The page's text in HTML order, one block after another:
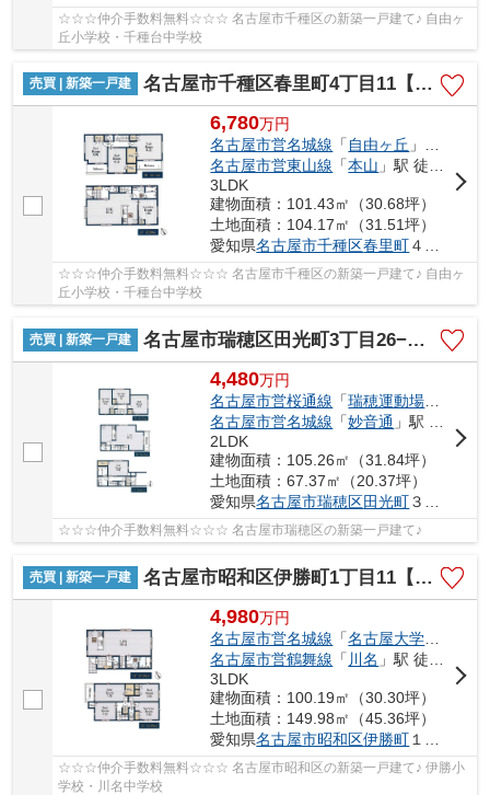
☆☆☆仲介手数料無料☆☆☆ 名古屋市千種区の新築一戸建て♪ 自由ヶ
丘小学校・千種台中学校
売買 | 新築一戸建 名古屋市千種区春里町4丁目11【仲介手数料無料】新築一戸建て 2号棟
6,780万円
名古屋市営名城線 「 自由ヶ丘 」駅 徒歩9分
名古屋市営東山線 「本山 」駅 徒歩10分
3LDK
建物面積：101.43㎡（30.68坪）
土地面積：104.17㎡（31.51坪）
愛知県名古屋市千種区春里町４丁目11
☆☆☆仲介手数料無料☆☆☆ 名古屋市千種区の新築一戸建て♪ 自由ヶ
丘小学校・千種台中学校
売買 | 新築一戸建 名古屋市瑞穂区田光町3丁目26−1【仲介手数料無料】新築一戸建て
4,480万円
名古屋市営桜通線 「瑞穂運動場西
名古屋市営名城線 「妙音通 」駅 徒歩13分
2LDK
建物面積：105.26㎡（31.84坪）
土地面積：67.37㎡（20.37坪）
愛知県名古屋市瑞穂区田光町３丁目26−1
☆☆☆仲介手数料無料☆☆☆ 名古屋市瑞穂区の新築一戸建て♪
売買 | 新築一戸建 名古屋市昭和区伊勝町1丁目11【仲介手数料無料】新築一戸建て 1号棟
4,980万円
名古屋市営名城線 「名古屋大学
名古屋市営鶴舞線 「 川名 」駅 徒歩16分
3LDK
建物面積：100.19㎡（30.30坪）
土地面積：149.98㎡（45.36坪）
愛知県名古屋市昭和区伊勝町 １丁目11
☆☆☆仲介手数料無料☆☆☆ 名古屋市昭和区の新築一戸建て♪ 伊勝小
学校・川名中学校